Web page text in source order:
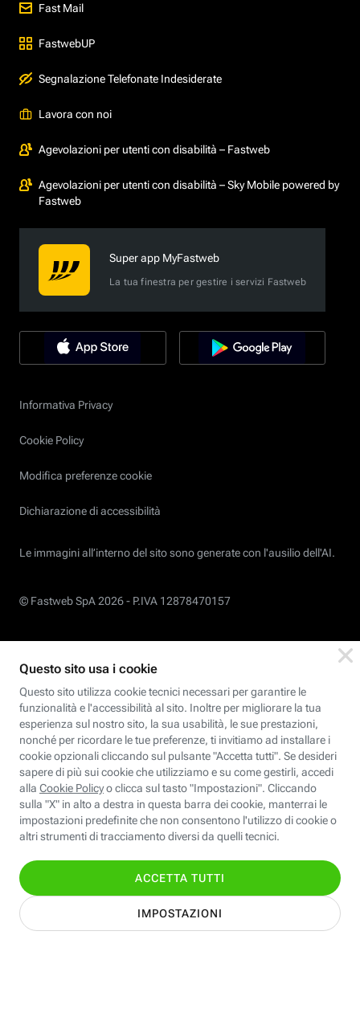
Fast Mail
FastwebUP
Segnalazione Telefonate Indesiderate
Lavora con noi
Agevolazioni per utenti con disabilità – Fastweb
Agevolazioni per utenti con disabilità – Sky Mobile powered by
Fastweb
Super app MyFastweb
La tua finestra per gestire i servizi Fastweb
Informativa Privacy
Cookie Policy
Modifica preferenze cookie
Dichiarazione di accessibilità
Le immagini all’interno del sito sono generate con l'ausilio dell'AI.
© Fastweb SpA 2026 - P.IVA 12878470157